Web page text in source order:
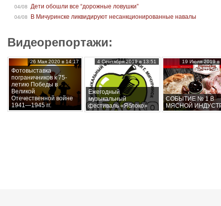
04/08 Дети обошли все “дорожные ловушки”
04/08 В Мичуринске ликвидируют несанкционированные навалы
Видеорепортажи:
Фотовыставка
пограничников к 75-
летию Победы в
Великой
Отечественной войне
1941—1945 гг.
26 Мая 2020 в 14:17
Ежегодный
музыкальный
фестиваль «Яблоко»
4 Сентября 2019 в 13:51
СОБЫТИЕ № 1 В
МЯСНОЙ
19 Июля 2019 в